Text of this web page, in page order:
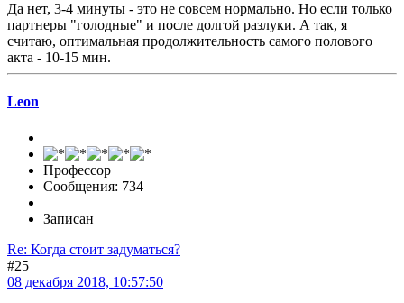
Да нет, 3-4 минуты - это не совсем нормально. Но если только
партнеры "голодные" и после долгой разлуки. А так, я
считаю, оптимальная продолжительность самого полового
акта - 10-15 мин.
Leon
Профессор
Сообщения: 734
Записан
Re: Когда стоит задуматься?
#25
08 декабря 2018, 10:57:50